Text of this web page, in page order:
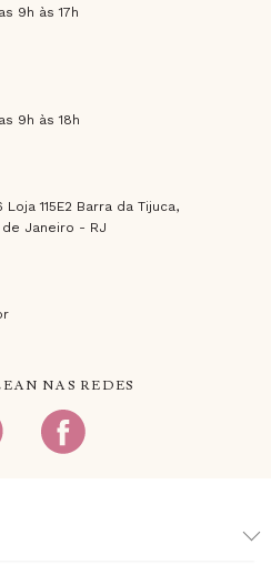
9h às 17h
9h às 18h
115E2 Barra da Tijuca,
Janeiro - RJ
NAS REDES